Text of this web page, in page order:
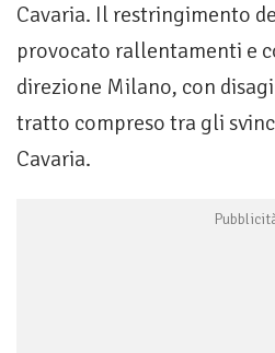
Cavaria. Il restringimento
provocato rallentamenti e
direzione Milano, con
tratto compreso tra gli
Cavaria.